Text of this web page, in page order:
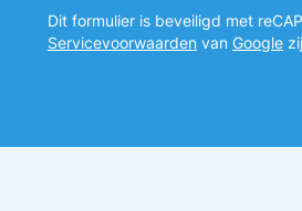
Dit formulier is beveiligd met
Servicevoorwaarden van Google